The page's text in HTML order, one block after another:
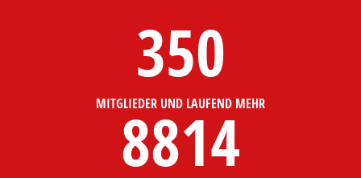
350
MITGLIEDER UND LAUFEND MEHR
8814